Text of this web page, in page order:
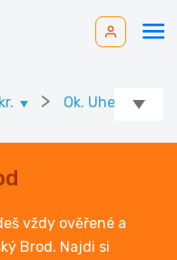
> Ok. Uherské
vždy ověřené a
Brod. Najdi si